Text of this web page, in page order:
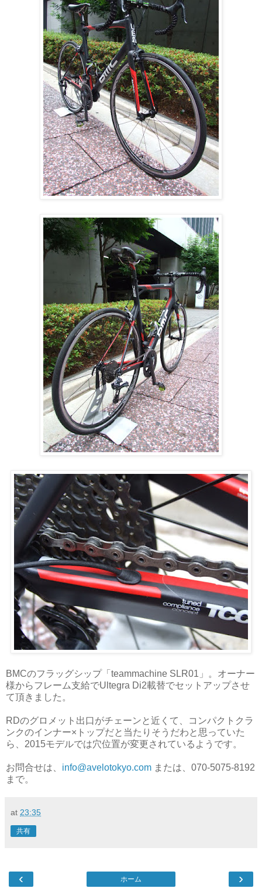
BMCのフラッグシップ「teammachine SLR01」。オーナー
様からフレーム支給でUltegra Di2載替でセットアップさせ
て頂きました。
RDのグロメット出口がチェーンと近くて、コンパクトクラ
ンクのインナー×トップだと当たりそうだわと思っていた
ら、2015モデルでは穴位置が変更されているようです。
お問合せは、 info@avelotokyo.com または、070-5075-8192
まで。
at 23:35
共有
‹ ›
ホーム